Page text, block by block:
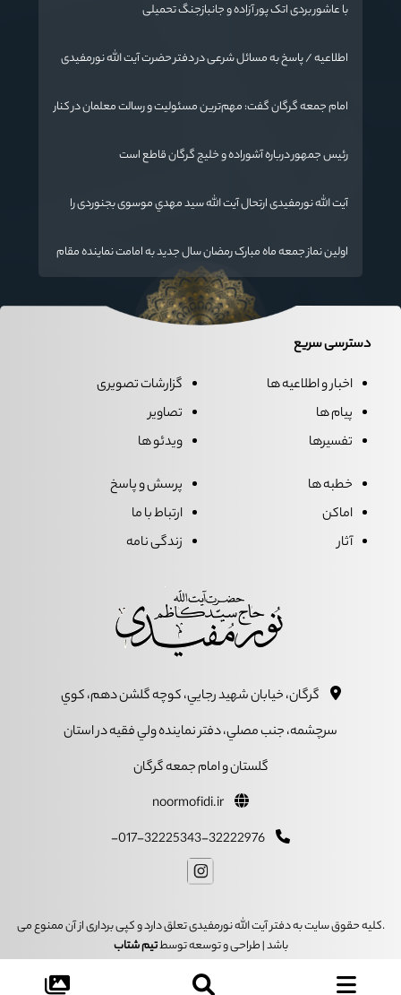
با عاشور بردی اتک پور آزاده و جانبازجنگ تحمیلی
اطلاعیه / پاسخ به مسائل شرعی در دفتر حضرت آیت الله نورمفیدی
امام جمعه گرگان گفت: مهم‌ترین مسئولیت و رسالت معلمان در کنار
مفید برای آینده ایران اسلامی است.
رئیس جمهور درباره آشوراده و خلیج گرگان قاطع است
آیت الله نورمفیدی ارتحال آیت الله سيد مهدي موسوی بجنوردی را
اولین نماز جمعه ماه مبارک رمضان سال جدید به امامت نماینده مقام
معظم رهبری دراستان گلستان اقامه می گردد.
دسترسی سریع
اخبار و اطلاعیه ها
پیام ها
تفسیرها
گزارشات تصویری
تصاویر
ویدئو ها
خطبه ها
اماکن
آثار
پرسش و پاسخ
ارتباط با ما
زندگی نامه
گرگان، خيابان شهيد رجايي، کوچه گلشن دهم، کوي
سرچشمه، جنب مصلي، دفتر نماينده ولي فقيه در استان
گلستان و امام جمعه گرگان
.کلیه حقوق سایت به دفتر آیت الله نورمفیدی تعلق دارد و کپی برداری از آن ممنوع می
باشد | طراحی و توسعه توسطتیم شتاب